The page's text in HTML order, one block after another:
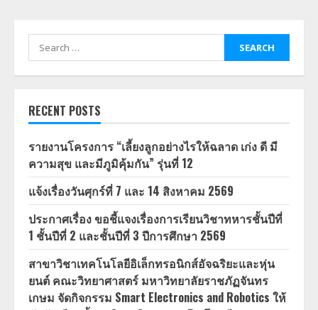
Search
for:
RECENT POSTS
รายงานโครงการ “เลี้ยงลูกอย่างไรให้ฉลาด เก่ง ดี มี
ความสุข และมีภูมิคุ้มกัน” รุ่นที่ 12
แจ้งเรื่องวันศุกร์ที่ 7 และ 14 สิงหาคม 2569
ประกาศเรื่อง ขอชี้แจงเรื่องการเรียนวิชาทหารชั้นปีที่
1 ชั้นปีที่ 2 และชั้นปีที่ 3 ปีการศึกษา 2569
สาขาวิชาเทคโนโลยีอิเล็กทรอนิกส์อัจฉริยะและหุ่น
ยนต์ คณะวิทยาศาสตร์ มหาวิทยาลัยราชภัฏจันทร
เกษม จัดกิจกรรม Smart Electronics and Robotics ให้